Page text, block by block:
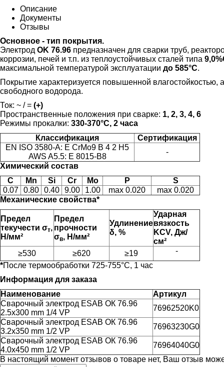
Описание
Документы
Отзывы
Основное - тип покрытия.
Электрод OK 76.96 предназначен для сварки труб,
коррозии, печей и т.п. из теплоустойчивых сталей типа
максимальной температурой эксплуатации до 585°С.
Покрытие характеризуется повышенной
свободного водорода.
Ток: ~ / = (+)
Пространственные положения при сварке: 1, 2, 3, 4, 6
Режимы прокалки: 330-370°С, 2 часа
Классификация
Сертификация
EN ISO 3580-A: E CrMo9 B 4 2 H5
AWS A5.5: Е 8015-В8
-
Химический состав
C
Mn Si Cr Mo P
S
0.07
0.80 0.40 9.00 1.00 max 0.020
max 0.020
Механические свойства*
Предел
текучести σт,
Н/мм²
Предел
прочности
σв, Н/мм²
Удлинение
δ, %
Ударная
вязкость
KCV, Дж/
см²
≥530
≥620 ≥19
-
*После термообработки 725-755°С, 1 час
Информация для заказа
Наименование
Артикул
Сварочный электрод ESAB ОК 76.96
2.5х300 mm 1/4 VP
76962520K0
Сварочный электрод ESAB ОК 76.96
3.2х350 mm 1/2 VP
76963230G0
Сварочный электрод ESAB ОК 76.96
4.0х450 mm 1/2 VP
76964040G0
В настоящий момент отзывов о товаре нет, Ваш отзыв